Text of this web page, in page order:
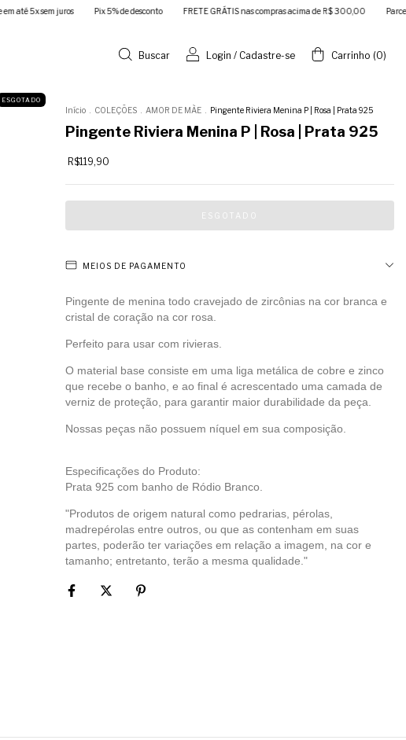
sem juros Pix 5% de desconto FRETE GRÁTIS nas compras acima de R$ 300,00 Parcele em até
Buscar Login / Cadastre-se Carrinho (0)
ESGOTADO
Início COLEÇÕES AMOR DE MÃE Pingente Riviera Menina P | Rosa | Prata 925
Pingente Riviera Menina P | Rosa | Prata 925
R$119,90
MEIOS DE PAGAMENTO
Pingente de menina todo cravejado de zircônias na cor branca e
cristal de coração na cor rosa.
Perfeito para usar com rivieras.
O material base consiste em uma liga metálica de cobre e zinco
que recebe o banho, e ao final é acrescentado uma camada de
verniz de proteção, para garantir maior durabilidade da peça.
Nossas peças não possuem níquel em sua composição.
Especificações do Produto:
Prata 925 com banho de Ródio Branco.
"Produtos de origem natural como pedrarias, pérolas,
madrepérolas entre outros, ou que as contenham em suas
partes, poderão ter variações em relação a imagem, na cor e
tamanho; entretanto, terão a mesma qualidade."